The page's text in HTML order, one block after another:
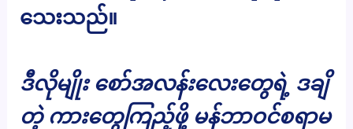
သေးသည်။
ဒီလိုမျိုး စော်အလန်းလေးတွေရဲ့ ဒချိ
တဲ့ ကားတွေကြည့်ဖို့ မန်ဘာဝင်စရာမ